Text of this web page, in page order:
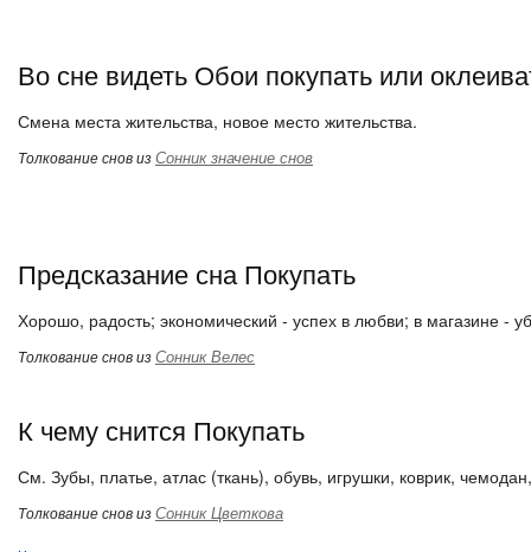
Во сне видеть Обои покупать или
Смена места жительства, новое место жительства.
Толкование снов изСонник значение снов
Предсказание сна Покупать
Хорошо, радость; экономический - успех в любви; в магазине -
Толкование снов изСонник Велес
К чему снится Покупать
См. Зубы, платье, атлас (ткань), обувь, игрушки, коврик,
Толкование снов изСонник Цветкова